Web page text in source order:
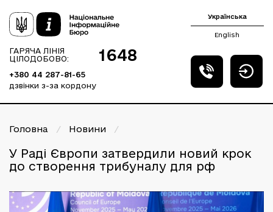
ГАРЯЧА ЛІНІЯ
ЦІЛОДОБОВО:
1648
+380 44 287-81-65
дзвінки з-за кордону
Українська
English
Головна / Новини /
У Раді Європи затвердили новий крок
до створення трибуналу для рф